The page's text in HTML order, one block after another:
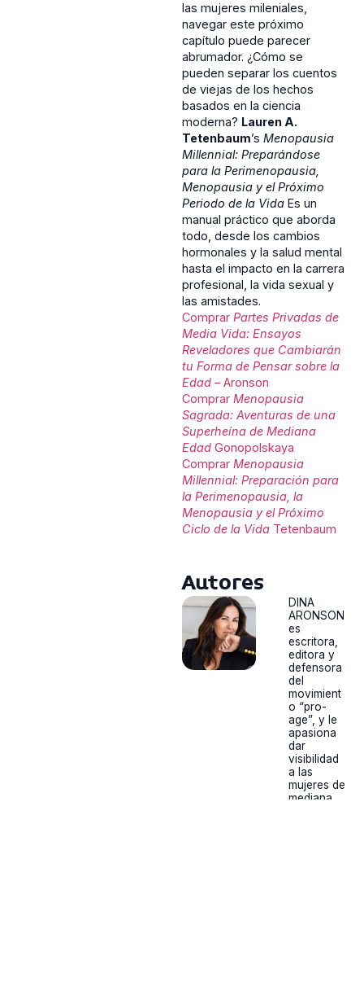
las mujeres mileniales,
navegar este próximo
capítulo puede parecer
abrumador. ¿Cómo se
pueden separar los cuentos
de viejas de los hechos
basados en la ciencia
moderna? Lauren A.
Tetenbaum’s Menopausia
Millennial: Preparándose
para la Perimenopausia,
Menopausia y el Próximo
Periodo de la Vida Es un
manual práctico que aborda
todo, desde los cambios
hormonales y la salud mental
hasta el impacto en la carrera
profesional, la vida sexual y
las amistades.
Comprar Partes Privadas de
Media Vida: Ensayos
Reveladores que Cambiarán
tu Forma de Pensar sobre la
Edad – Aronson
Comprar Menopausia
Sagrada: Aventuras de una
Superheína de Mediana
Edad Gonopolskaya
Comprar Menopausia
Millennial: Preparación para
la Perimenopausia, la
Menopausia y el Próximo
Ciclo de la Vida Tetenbaum
Autores
DINA
ARONSON
es
escritora,
editora y
defensora
del
movimient
o “pro-
age”, y le
apasiona
dar
visibilidad
a las
mujeres de
mediana